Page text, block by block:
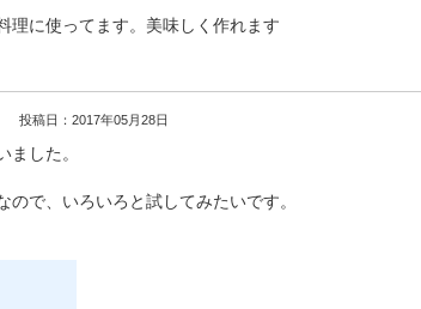
理に使ってます。美味しく作れます
投稿日：2017年05月28日
ました。
で、いろいろと試してみたいです。